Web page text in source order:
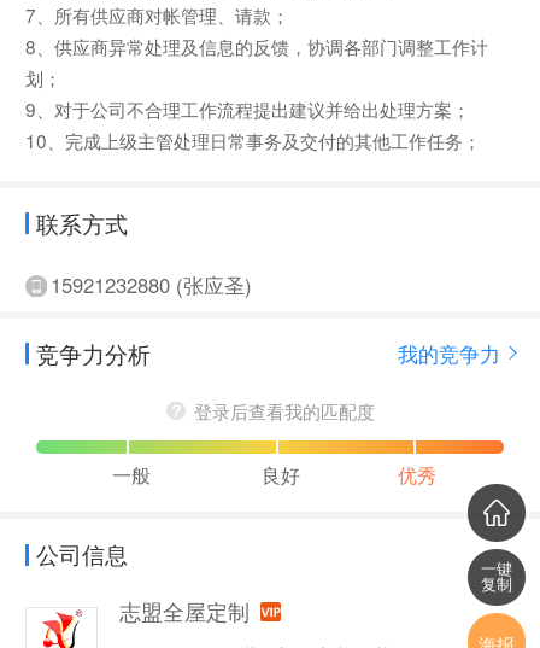
7、所有供应商对帐管理、请款；
8、供应商异常处理及信息的反馈，协调各部门调整工作计
划；
9、对于公司不合理工作流程提出建议并给出处理方案；
10、完成上级主管处理日常事务及交付的其他工作任务；
联系方式
15921232880 (张应圣)
竞争力分析 我的竞争力
登录后查看我的匹配度
一般 良好 优秀
公司信息
志盟全屋定制
一键
复制